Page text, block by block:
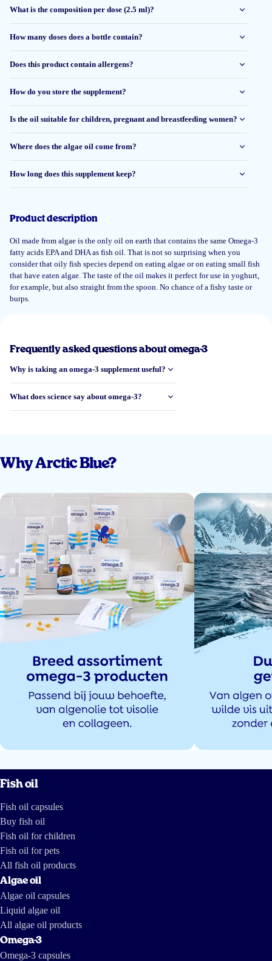
Moet de uitwerking nog ondervinden, maar de smaak is goed en geen
26 May 2026
De smaak is goed. De dosis is klein per keer. Geen oprispingen.
23 May 2026
Best product quality and great service.
Smaak is prima en geen last van oprispingen
Goed product
23 Apr 2026
Vlotte en snelle levering.
Neutrale smaak, fijn lepeltje om te doseren en aangenaam om dagelijks in
te nemen.
Karen Buytaert
Niet erg om dit dagelijks te nemen. Het smaakt HEERLIJK
M.M. van Middendorp
Prima, snel in huis en goed van smaak.
Lisette Pannenborg
Super product
Herbert Van Rooij
Het algenolie is goed te doseren en in te nemen. Ik slik het na het
tandenpoetsen voor het slapen omdat het soms niet bij de smaak van een
maaltijd past.
What is the composition per dose (2.5 ml)?
How many doses does a bottle contain?
Does this product contain allergens?
How do you store the supplement?
Is the oil suitable for children, pregnant and breastfeeding women?
Where does the algae oil come from?
How long does this supplement keep?
Product description
Oil made from algae is the only oil on earth that contains the same Omega-3
fatty acids EPA and DHA as fish oil. That is not so surprising when you
consider that oily fish species depend on eating algae or on eating small fish
that have eaten algae. The taste of the oil makes it perfect for use in yoghurt,
for example, but also straight from the spoon. No chance of a fishy taste or
burps.
Frequently asked questions about omega-3
Why is taking an omega-3 supplement useful?
What does science say about omega-3?
Why Arctic Blue?
Fish oil
Fish oil capsules
Buy fish oil
Fish oil for children
Fish oil for pets
All fish oil products
Algae oil
Algae oil capsules
Liquid algae oil
All algae oil products
Omega-3
Omega-3 capsules